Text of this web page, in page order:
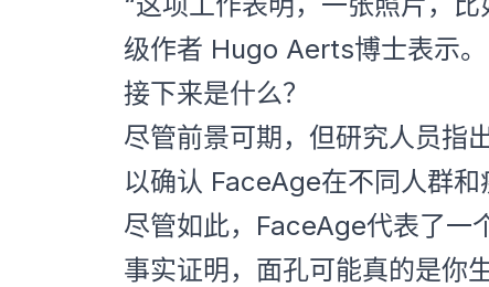
级作者 Hugo Aerts博士表示。
接下来是什么？
尽管前景可期，但研究人员指
以确认 FaceAge在不同人群和
尽管如此，FaceAge代表了一
事实证明，面孔可能真的是你